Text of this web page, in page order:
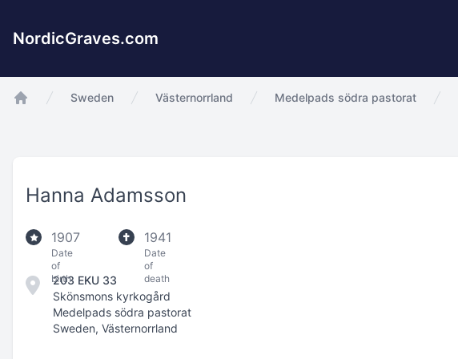
NordicGraves.com
Sweden Västernorrland Medelpads södra pastorat
Hanna Adamsson
1907
Date
of
birth
1941
Date
of
death
203 EKU 33
Skönsmons kyrkogård
Medelpads södra pastorat
Sweden, Västernorrland